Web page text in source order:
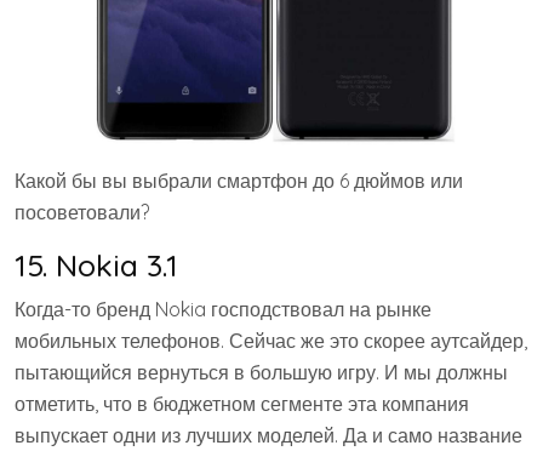
Какой бы вы выбрали смартфон до 6 дюймов или
посоветовали?
15. Nokia 3.1
Когда-то бренд Nokia господствовал на рынке
мобильных телефонов. Сейчас же это скорее аутсайдер,
пытающийся вернуться в большую игру. И мы должны
отметить, что в бюджетном сегменте эта компания
выпускает одни из лучших моделей. Да и само название